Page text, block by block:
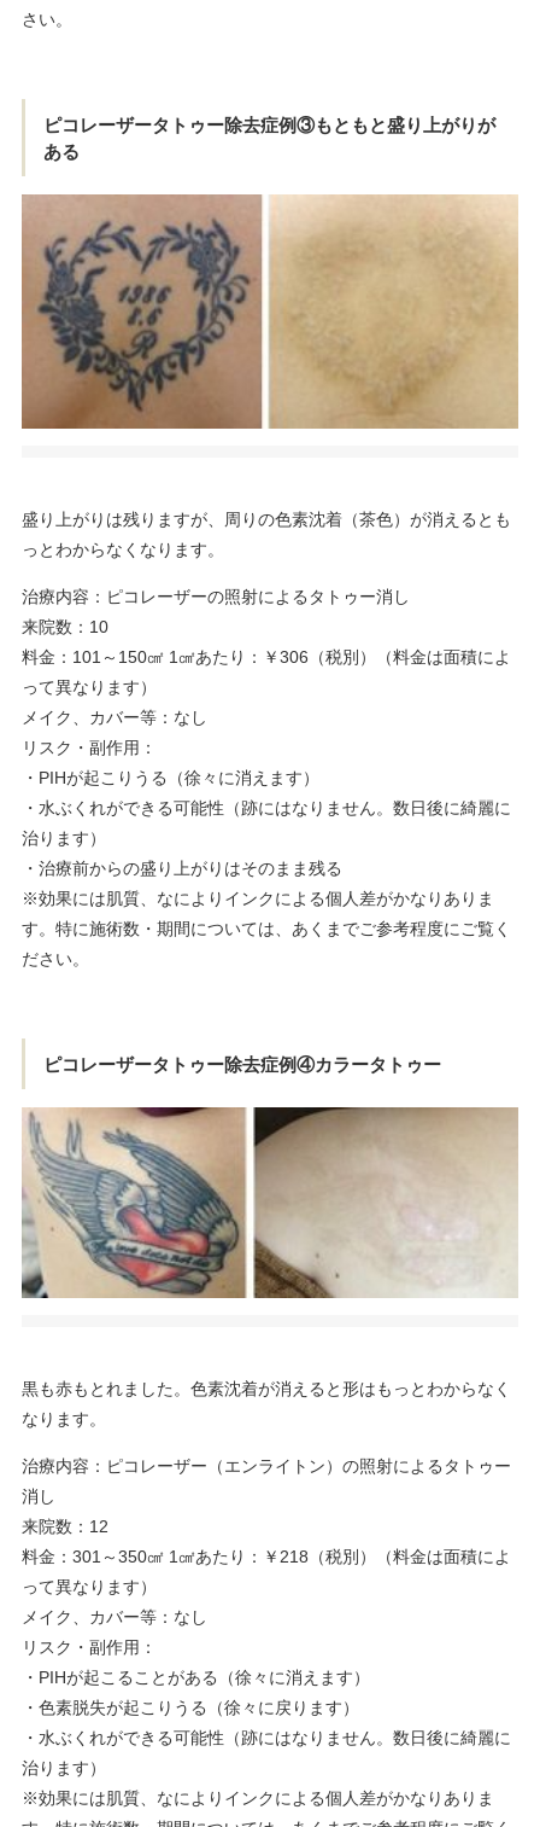
さい。
ピコレーザータトゥー除去症例③もともと盛り上がりが
ある
盛り上がりは残りますが、周りの色素沈着（茶色）が消えるとも
っとわからなくなります。
治療内容：ピコレーザーの照射によるタトゥー消し
来院数：10
料金：101～150㎠ 1㎠あたり：￥306（税別）（料金は面積によ
って異なります）
メイク、カバー等：なし
リスク・副作用：
・PIHが起こりうる（徐々に消えます）
・水ぶくれができる可能性（跡にはなりません。数日後に綺麗に
治ります）
・治療前からの盛り上がりはそのまま残る
※効果には肌質、なによりインクによる個人差がかなりありま
す。特に施術数・期間については、あくまでご参考程度にご覧く
ださい。
ピコレーザータトゥー除去症例④カラータトゥー
黒も赤もとれました。色素沈着が消えると形はもっとわからなく
なります。
治療内容：ピコレーザー（エンライトン）の照射によるタトゥー
消し
来院数：12
料金：301～350㎠ 1㎠あたり：￥218（税別）（料金は面積によ
って異なります）
メイク、カバー等：なし
リスク・副作用：
・PIHが起こることがある（徐々に消えます）
・色素脱失が起こりうる（徐々に戻ります）
・水ぶくれができる可能性（跡にはなりません。数日後に綺麗に
治ります）
※効果には肌質、なによりインクによる個人差がかなりありま